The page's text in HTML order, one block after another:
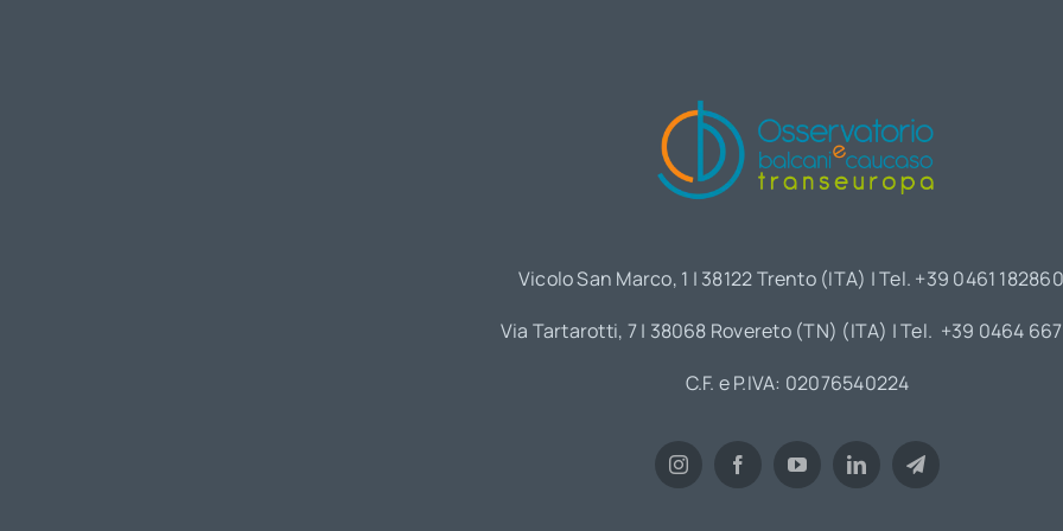
Vicolo San Marco, 1 | 38122 Trento (ITA) | Tel. +39 0461
Via Tartarotti, 7 | 38068 Rovereto (TN) (ITA) | Tel. +39 0464
C.F. e P.IVA: 02076540224